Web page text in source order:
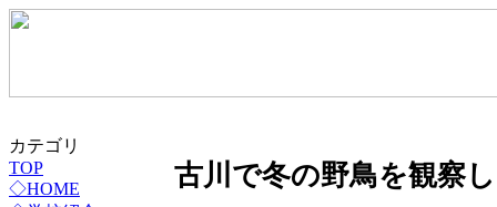
カテゴリ
TOP
◇HOME
古川で冬の野鳥を観察